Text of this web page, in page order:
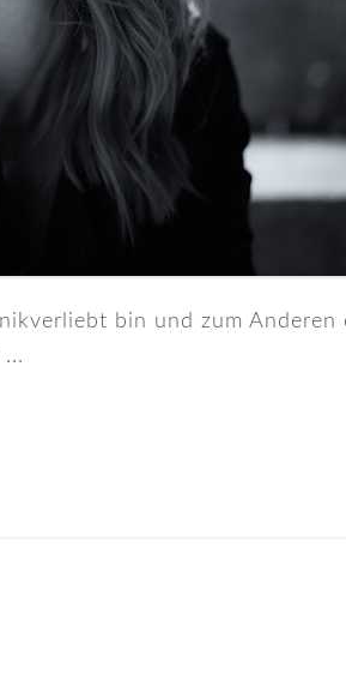
bin und zum Anderen